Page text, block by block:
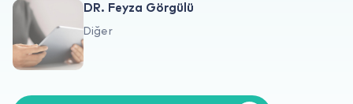
Hakkımızda
DR. Feyza Görgülü
Diğer